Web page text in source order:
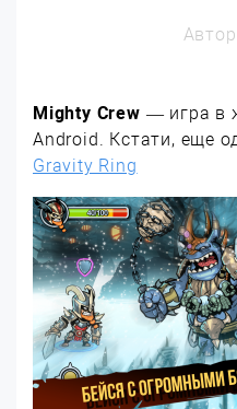
Mighty Crew — игра в
Android. Кстати, еще
Gravity Ring